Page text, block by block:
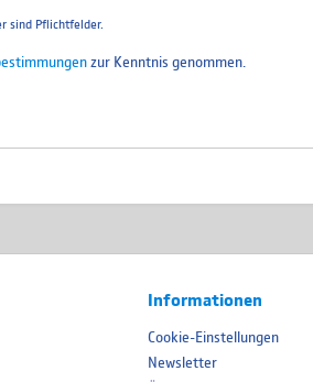
sind Pflichtfelder.
zur Kenntnis genommen.
Informationen
Cookie-Einstellungen
Newsletter